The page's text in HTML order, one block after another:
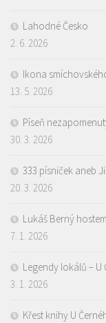
Lahodné Česko
2. 6. 2026
Ikona
13. 5. 2026
Píseň
30. 3. 2026
333 písniček aneb
20. 3. 2026
Lukáš Berný
7. 1. 2026
Legendy lokálů – U
3. 1. 2026
Křest knihy U